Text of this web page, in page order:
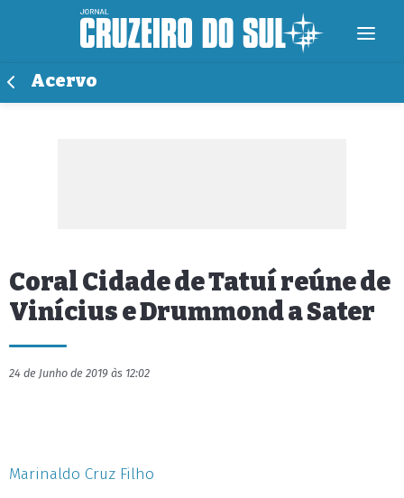
Acervo
Coral Cidade de Tatuí reúne de
Vinícius e Drummond a Sater
24 de Junho de 2019 às 12:02
Marinaldo Cruz Filho